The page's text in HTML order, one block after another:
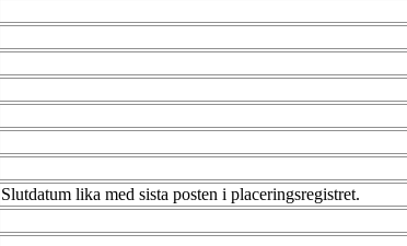
Slutdatum lika med sista posten i placeringsregistret.